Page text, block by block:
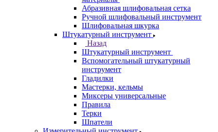
Абразивная шлифовальная сетка
Ручной шлифовальный инструмент
Шлифовальная шкурка
Штукатурный инструмент
Назад
Штукатурный инструмент
Вспомогательный штукатурный
инструмент
Гладилки
Мастерки, кельмы
Миксеры универсальные
Правила
Терки
Шпатели